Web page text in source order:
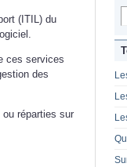
(ITIL) du
ces services
des
réparties sur